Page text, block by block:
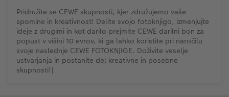
Škatle za shranjevanje fotografij
Paketi fotografij
Fotonalepke
Hexxas
Fotografija na lesu
Večdelna dekoracija sten
Umetniške fotografije
Fotokoledarji
Otroška CEWE FOTOKNJIGA
Pridružite se CEWE skupnosti, kjer združujemo vaše
spomine in kreativnost! Delite svojo fotoknjigo, izmenjujte
ideje z drugimi in kot darilo prejmite CEWE darilni bon za
popust v višini 10 evrov, ki ga lahko koristite pri naročilu
svoje naslednje CEWE FOTOKNJIGE. Doživite veselje
ustvarjanja in postanite del kreativne in posebne
skupnosti!|